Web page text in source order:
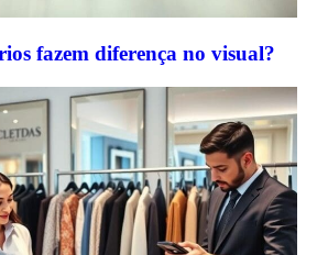
fazem diferença no visual?